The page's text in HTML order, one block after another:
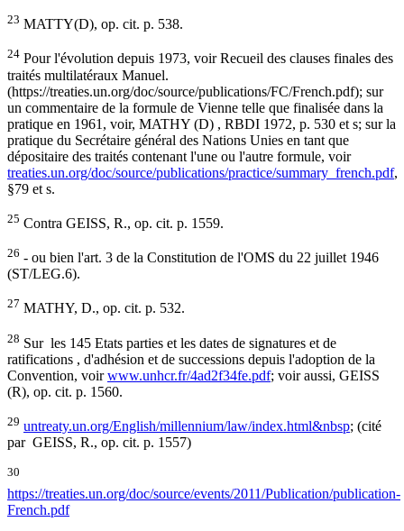
23 MATTY(D), op. cit. p. 538.
24 Pour l'évolution depuis 1973, voir Recueil des clauses finales des
traités multilatéraux Manuel.
(https://treaties.un.org/doc/source/publications/FC/French.pdf); sur
un commentaire de la formule de Vienne telle que finalisée dans la
pratique en 1961, voir, MATHY (D) , RBDI 1972, p. 530 et s; sur la
pratique du Secrétaire général des Nations Unies en tant que
dépositaire des traités contenant l'une ou l'autre formule, voir
treaties.un.org/doc/source/publications/practice/summary_french.pdf,
§79 et s.
25 Contra GEISS, R., op. cit. p. 1559.
26 - ou bien l'art. 3 de la Constitution de l'OMS du 22 juillet 1946
(ST/LEG.6).
27 MATHY, D., op. cit. p. 532.
28 Sur les 145 Etats parties et les dates de signatures et de
ratifications , d'adhésion et de successions depuis l'adoption de la
Convention, voirwww.unhcr.fr/4ad2f34fe.pdf; voir aussi, GEISS
(R), op. cit. p. 1560.
29 untreaty.un.org/English/millennium/law/index.html&nbsp; (cité
par GEISS, R., op. cit. p. 1557)
30
https://treaties.un.org/doc/source/events/2011/Publication/publication-
French.pdf